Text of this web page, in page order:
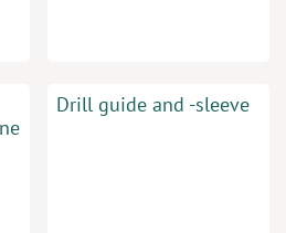
Drill guide and -sleeve